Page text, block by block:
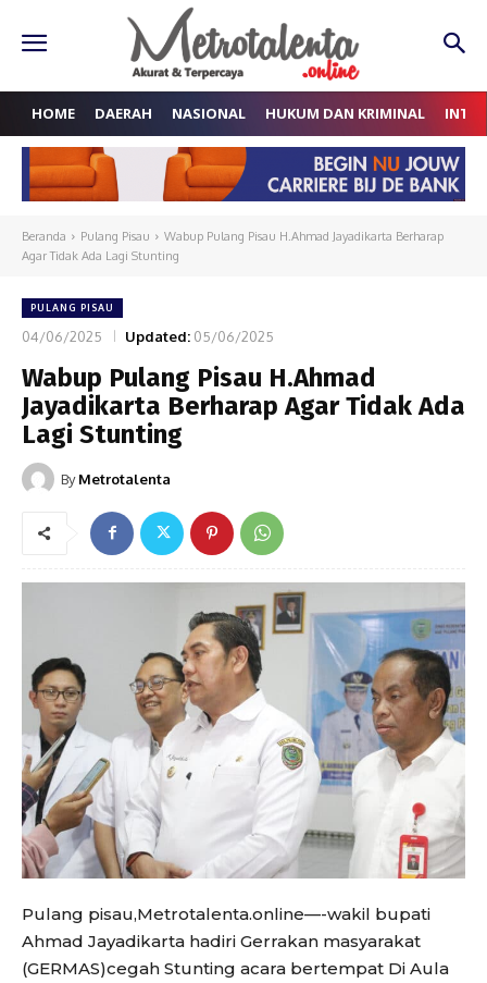
HOME DAERAH NASIONAL HUKUM DAN KRIMINAL
Beranda Pulang Pisau
Wabup Pulang Pisau H.Ahmad Jayadikarta Berharap
Agar Tidak Ada Lagi Stunting
PULANG PISAU
04/06/2025 Updated: 05/06/2025
Wabup Pulang Pisau H.Ahmad
Jayadikarta Berharap Agar Tidak Ada
Lagi Stunting
By Metrotalenta
Pulang pisau,Metrotalenta.online—-wakil bupati
Ahmad Jayadikarta hadiri Gerrakan masyarakat
(GERMAS)cegah Stunting acara bertempat Di Aula